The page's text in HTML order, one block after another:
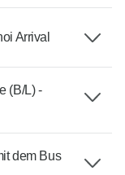
Arrival
(B/L) -
dem Bus